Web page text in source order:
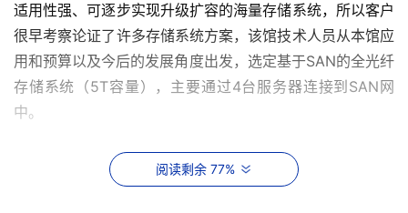
适用性强、可逐步实现升级扩容的海量存储系统，所以客户
很早考察论证了许多存储系统方案，该馆技术人员从本馆应
用和预算以及今后的发展角度出发，选定基于SAN的全光纤
存储系统（5T容量），主要通过4台服务器连接到SAN网
中。
阅读剩余 77%